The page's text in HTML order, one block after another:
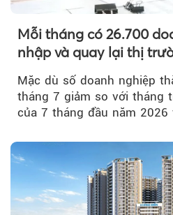
Mỗi tháng có 26.700
nhập và quay lại thị
Mặc dù số doanh nghiệp
tháng 7 giảm so với tháng
của 7 tháng đầu năm